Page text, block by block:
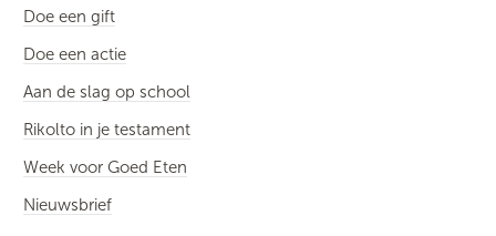
Doe een gift
Doe een actie
Aan de slag op school
Rikolto in je testament
Week voor Goed Eten
Nieuwsbrief